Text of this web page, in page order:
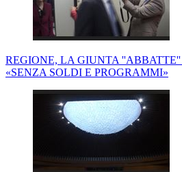
REGIONE, LA GIUNTA
«SENZA SOLDI E PROGRAMMI»